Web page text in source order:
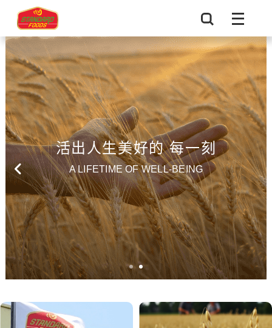
活出人生美好的 每一刻
A LIFETIME OF WELL-BEING